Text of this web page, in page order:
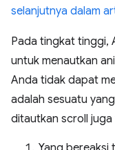
selanjutnya dalam
Pada tingkat tinggi,
untuk menautkan
Anda tidak dapat
adalah sesuatu
ditautkan scroll